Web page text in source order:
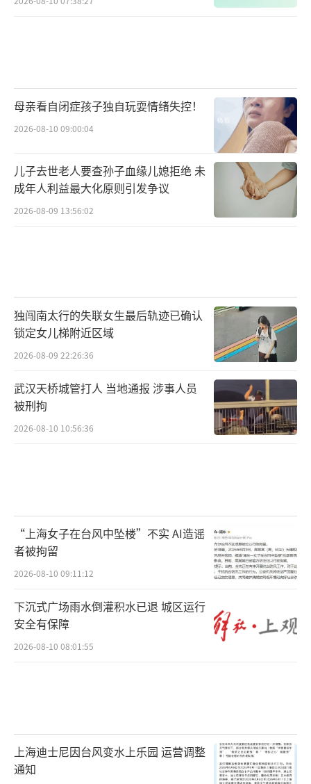
母亲看自闭症孩子独自玩耍情绪失控！
2026-08-10 09:00:04
儿子去世老人要查孙子血缘儿媳拒绝 未
成年人利益最大化原则引发争议
2026-08-09 13:56:02
独闯南太行的失联女生最后轨迹已确认
锁定女儿梯附近区域
2026-08-09 22:26:36
武汉天桥城管打人 当地通报 涉事人员
被刑拘
2026-08-10 10:56:36
“上海女子在台风中坠楼”不实 AI造谣
者被拘留
2026-08-10 09:11:12
下沉式广场雨水倒灌积水已退 城区运行
安全有保障
2026-08-10 08:01:55
上海迪士尼因台风变水上乐园 运营调整
通知